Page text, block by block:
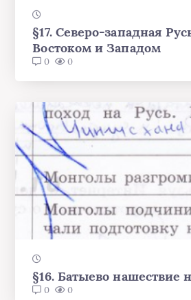
§17. Северо-западная
Востоком и Западом
0 0
§16. Батыево нашествие
0 0